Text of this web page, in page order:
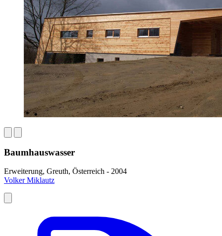
Baumhauswasser
Erweiterung, Greuth, Österreich - 2004
Volker Miklautz